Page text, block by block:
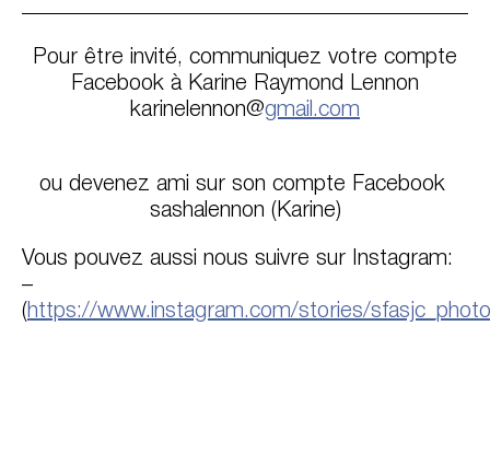
Pour être invité, communiquez votre compte
Facebook à Karine Raymond Lennon
karinelennon@gmail.com
ou devenez ami sur son compte Facebook
sashalennon (Karine)
Vous pouvez aussi nous suivre sur Instagram:
–
( https://www.instagram.com/stories/